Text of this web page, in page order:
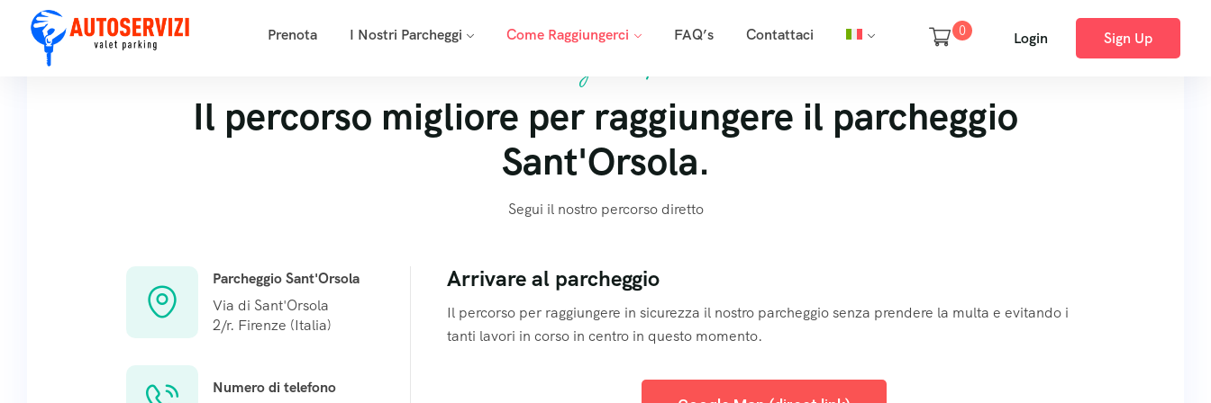
Prenota I Nostri Parcheggi Come Raggiungerci FAQ’s Contattaci 0 Login Sign Up
Google Map
Il percorso migliore per raggiungere il parcheggio
Sant'Orsola.
Segui il nostro percorso diretto
Parcheggio Sant'Orsola
Via di Sant'Orsola
2/r. Firenze (Italia)
Numero di telefono
Arrivare al parcheggio
Il percorso per raggiungere in sicurezza il nostro parcheggio senza prendere la multa e evitando i
tanti lavori in corso in centro in questo momento.